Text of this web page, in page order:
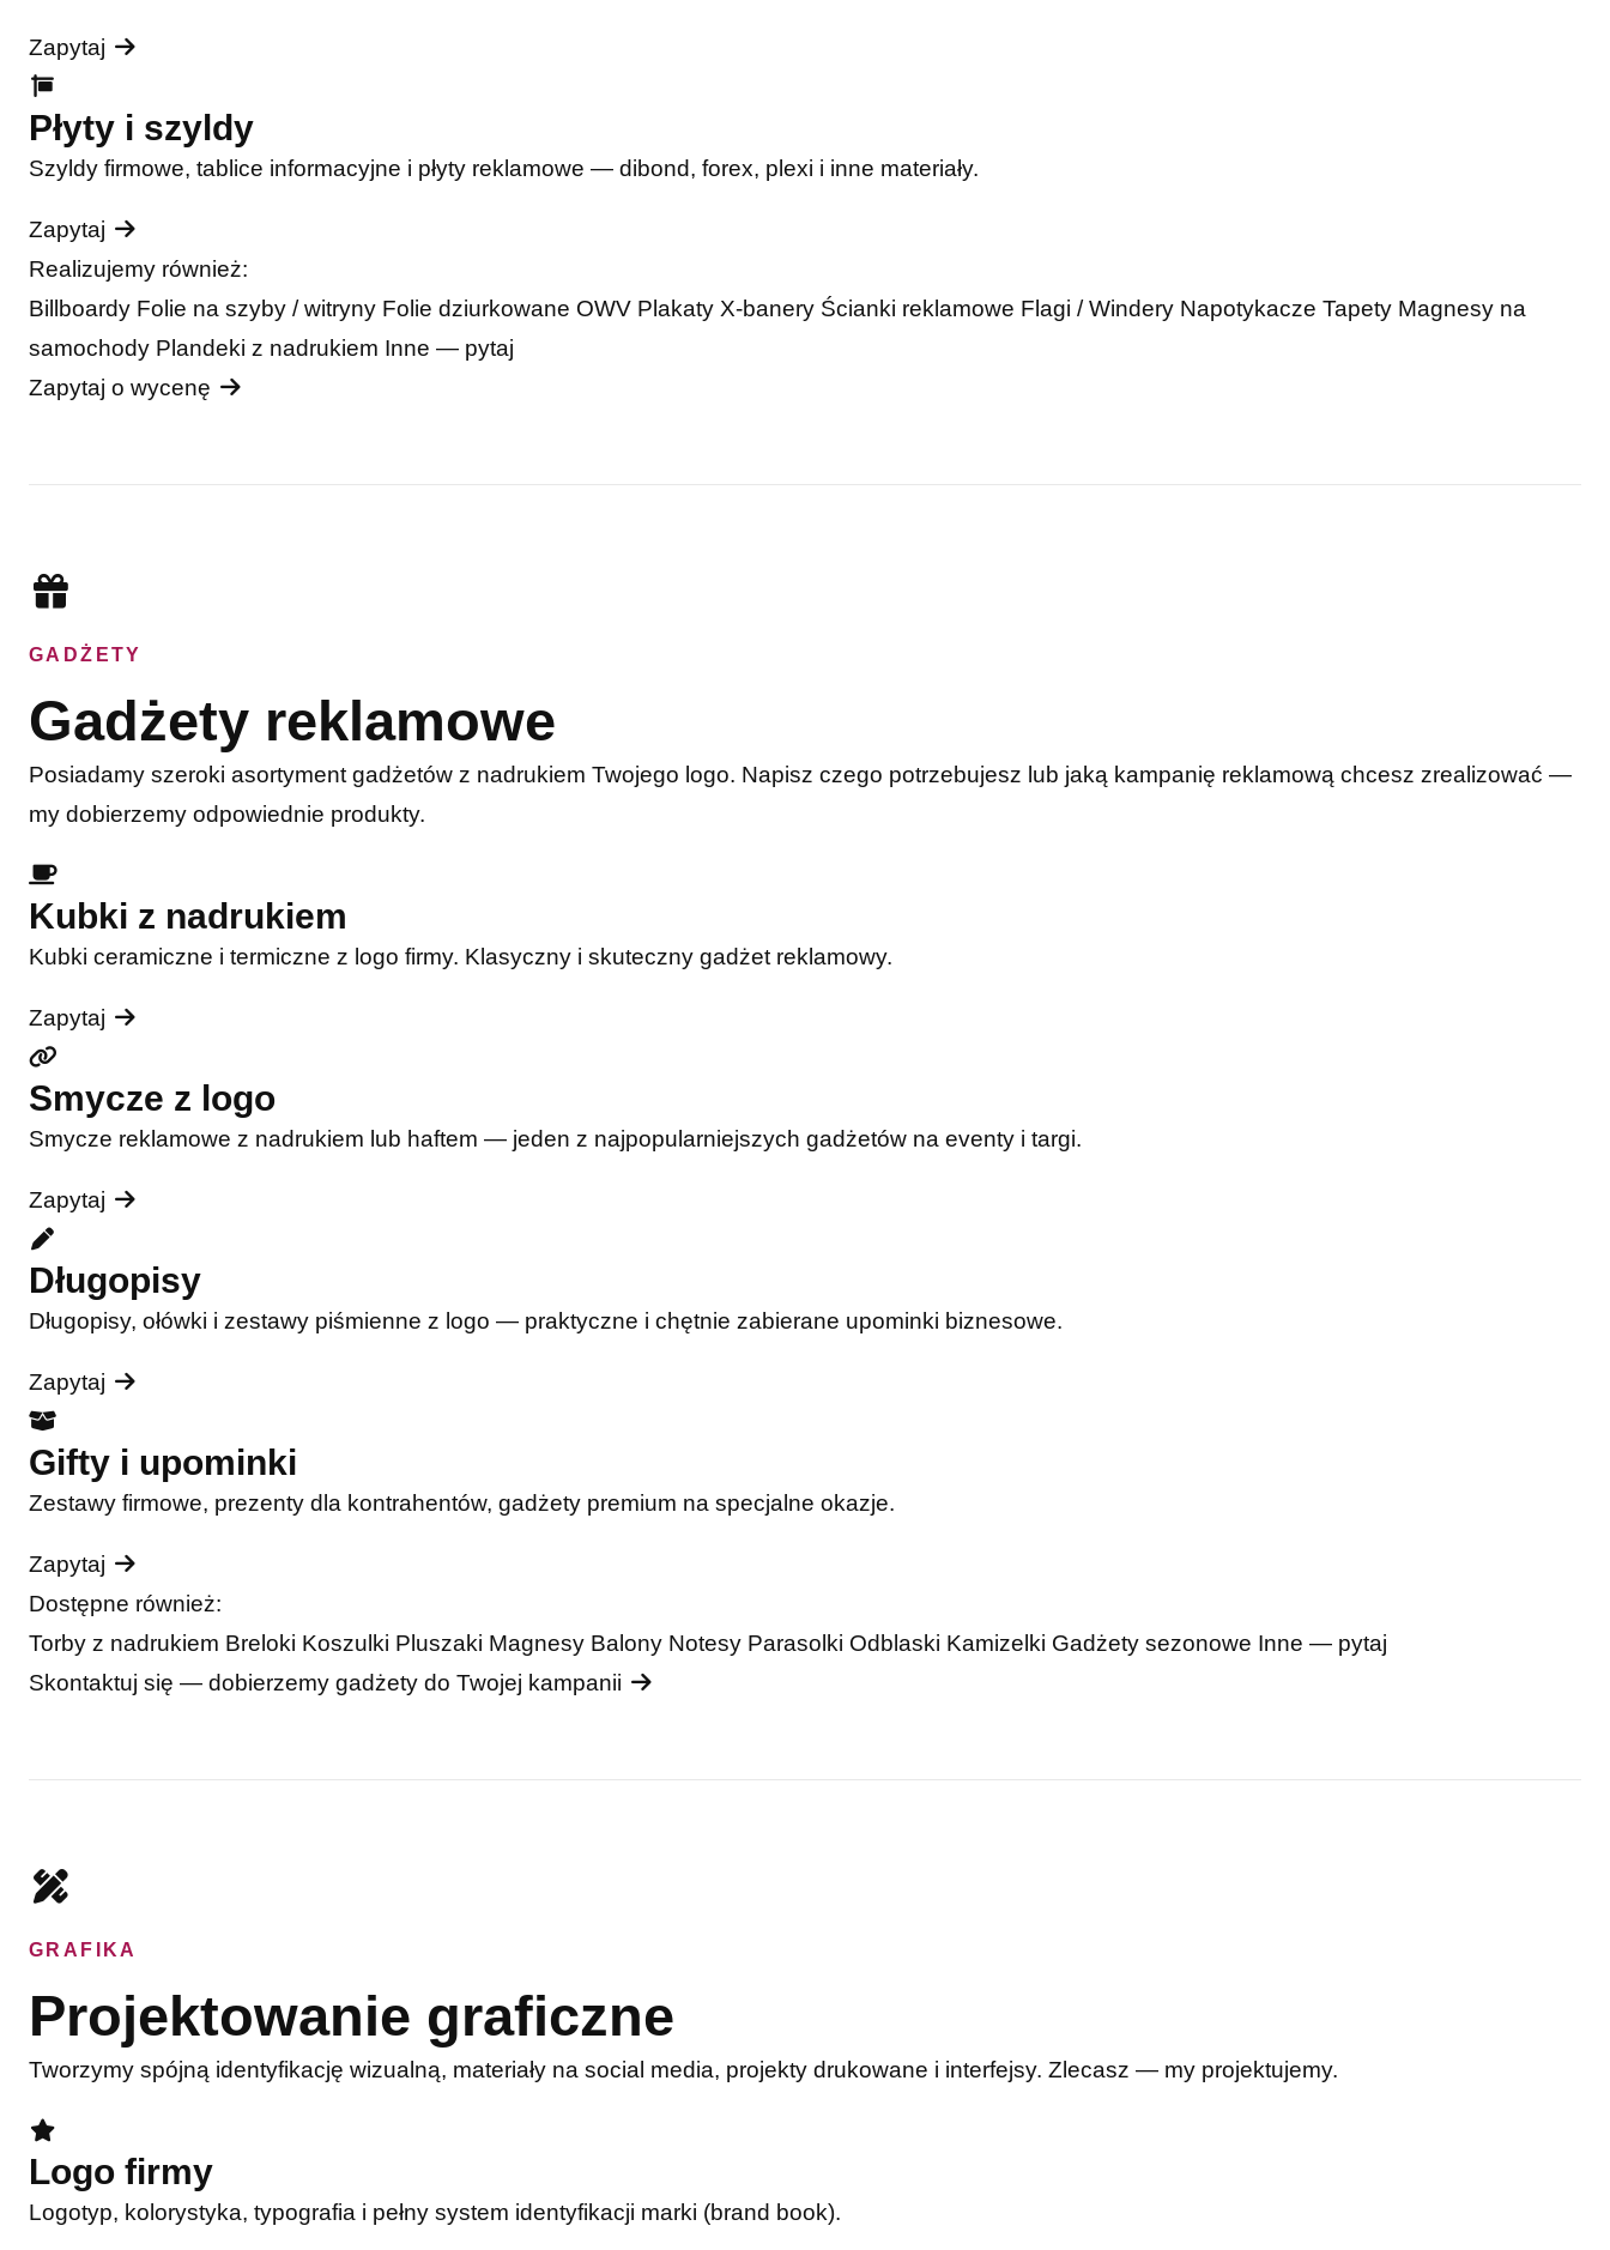
Zapytaj
Płyty i szyldy
Szyldy firmowe, tablice informacyjne i płyty reklamowe — dibond, forex, plexi i inne materiały.
Zapytaj
Realizujemy również:
Billboardy Folie na szyby / witryny Folie dziurkowane OWV Plakaty X-banery Ścianki reklamowe Flagi / Windery Napotykacze Tapety Magnesy na
samochody Plandeki z nadrukiem Inne — pytaj
Zapytaj o wycenę
GADŻETY
Gadżety reklamowe
Posiadamy szeroki asortyment gadżetów z nadrukiem Twojego logo. Napisz czego potrzebujesz lub jaką kampanię reklamową chcesz zrealizować —
my dobierzemy odpowiednie produkty.
Kubki z nadrukiem
Kubki ceramiczne i termiczne z logo firmy. Klasyczny i skuteczny gadżet reklamowy.
Zapytaj
Smycze z logo
Smycze reklamowe z nadrukiem lub haftem — jeden z najpopularniejszych gadżetów na eventy i targi.
Zapytaj
Długopisy
Długopisy, ołówki i zestawy piśmienne z logo — praktyczne i chętnie zabierane upominki biznesowe.
Zapytaj
Gifty i upominki
Zestawy firmowe, prezenty dla kontrahentów, gadżety premium na specjalne okazje.
Zapytaj
Dostępne również:
Torby z nadrukiem Breloki Koszulki Pluszaki Magnesy Balony Notesy Parasolki Odblaski Kamizelki Gadżety sezonowe Inne — pytaj
Skontaktuj się — dobierzemy gadżety do Twojej kampanii
GRAFIKA
Projektowanie graficzne
Tworzymy spójną identyfikację wizualną, materiały na social media, projekty drukowane i interfejsy. Zlecasz — my projektujemy.
Logo firmy
Logotyp, kolorystyka, typografia i pełny system identyfikacji marki (brand book).